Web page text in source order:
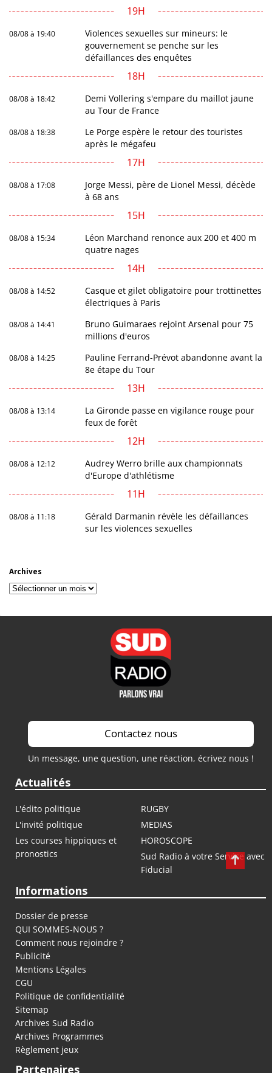
19H
08/08 à 19:40
Violences sexuelles sur mineurs: le
gouvernement se penche sur les
défaillances des enquêtes
18H
08/08 à 18:42
Demi Vollering s'empare du maillot jaune
au Tour de France
08/08 à 18:38
Le Porge espère le retour des touristes
après le mégafeu
17H
08/08 à 17:08
Jorge Messi, père de Lionel Messi, décède
à 68 ans
15H
08/08 à 15:34
Léon Marchand renonce aux 200 et 400 m
quatre nages
14H
08/08 à 14:52
Casque et gilet obligatoire pour trottinettes
électriques à Paris
08/08 à 14:41
Bruno Guimaraes rejoint Arsenal pour 75
millions d'euros
08/08 à 14:25
Pauline Ferrand-Prévot abandonne avant la
8e étape du Tour
13H
08/08 à 13:14
La Gironde passe en vigilance rouge pour
feux de forêt
12H
08/08 à 12:12
Audrey Werro brille aux championnats
d'Europe d'athlétisme
11H
08/08 à 11:18
Gérald Darmanin révèle les défaillances
sur les violences sexuelles
Archives
Archives
Contactez nous
Un message, une question, une réaction, écrivez nous !
Actualités
L'édito politique
RUGBY
L'invité politique
MEDIAS
Les courses hippiques et
pronostics
HOROSCOPE
Sud Radio à votre Service avec
Fiducial
Informations
Dossier de presse
QUI SOMMES-NOUS ?
Comment nous rejoindre ?
Publicité
Mentions Légales
CGU
Politique de confidentialité
Sitemap
Archives Sud Radio
Archives Programmes
Règlement jeux
Partenaires